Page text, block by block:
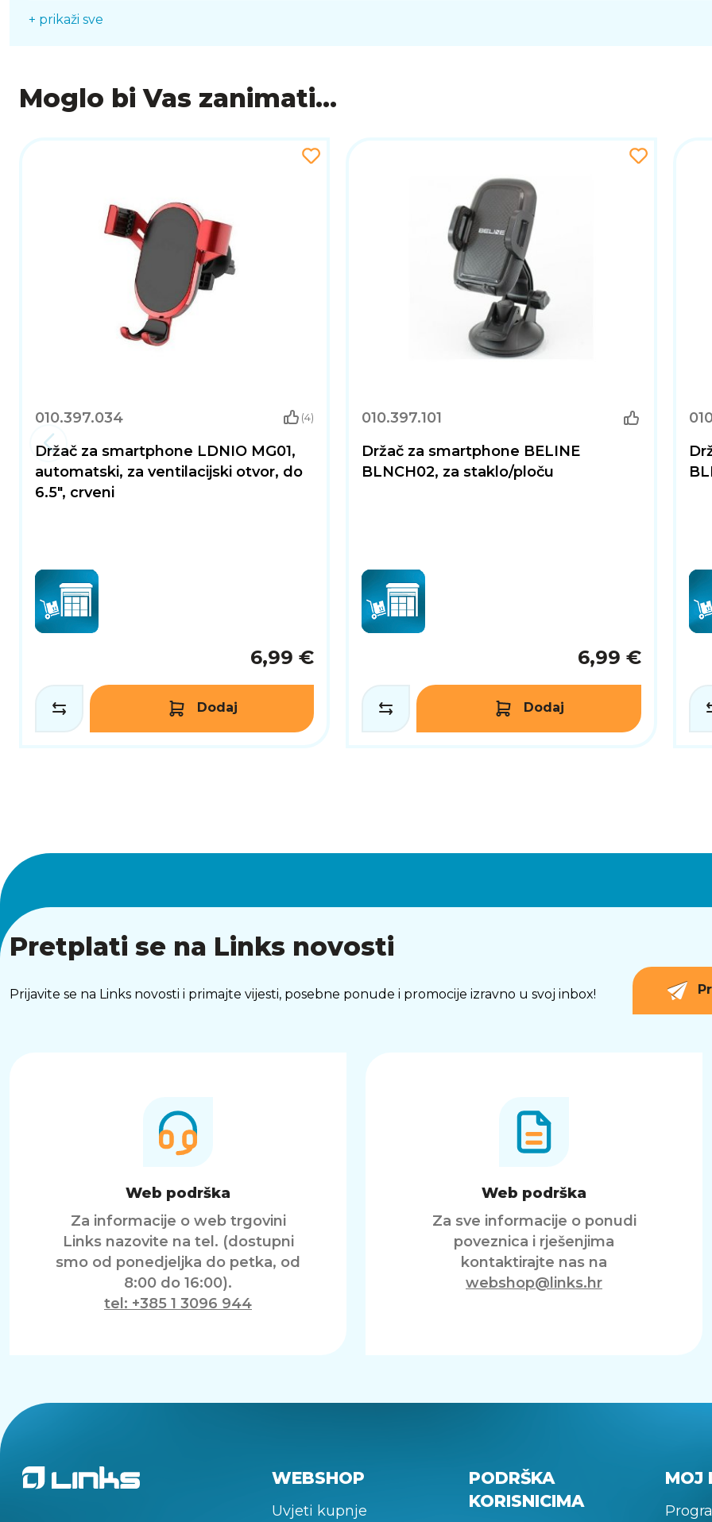
+ prikaži sve
Moglo bi Vas zanimati...
010.397.034 (4)
Držač za smartphone LDNIO MG01,
automatski, za ventilacijski otvor, do
6.5", crveni
6,99 €
Dodaj
010.397.101
Držač za smartphone BELINE
BLNCH02, za staklo/ploču
6,99 €
Dodaj
Pretplati se na Links novosti
Prijavite se na Links novosti i primajte vijesti, posebne ponude i promocije izravno u svoj inbox!
Web podrška
Za informacije o web trgovini
Links nazovite na tel. (dostupni
smo od ponedjeljka do petka, od
8:00 do 16:00).
tel: +385 1 3096 944
Web podrška
Za sve informacije o ponudi
poveznica i rješenjima
kontaktirajte nas na
webshop@links.hr
WEBSHOP
Uvjeti kupnje
PODRŠKA
KORISNICIMA
MOJ